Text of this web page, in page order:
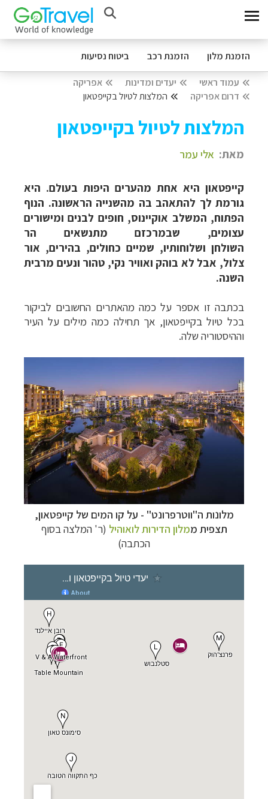
הזמנת מלון הזמנת רכב ביטוח נסיעות
עמוד ראשי יעדים ומדינות
אפריקה
דרום אפריקה
המלצות לטיול בקייפטאון
המלצות לטיול בקייפטאון
מאת: אלי עמר
קייפטאון היא אחת מהערים היפות בעולם. היא
גורמת לך להתאהב בה מהשנייה הראשונה. הנוף
הפתוח, המשלב אוקיינוס, חופים לבנים ומישורים
עצומים, שבמרכזם מתנשאים הר
השולחן ושלוחותיו, שמיים כחולים, בהירים, אור
צלול, אבל לא בוהק ואוויר נקי, טהור ונעים מרבית
השנה.
בכתבה זו אספר על כמה מהאתרים החשובים לביקור
בכל טיול בקייפטאון, אך תחילה כמה מילים על העיר
וההיסטוריה שלה.
מלונות ה"ווטרפרונט" - על קו המים של קייפטאון,
תצפית ממלון הדירות לואוהיל (ר' המלצה בסוף
הכתבה)